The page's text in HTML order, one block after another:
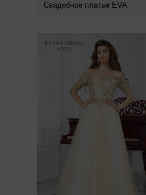
Свадебное платье EVA